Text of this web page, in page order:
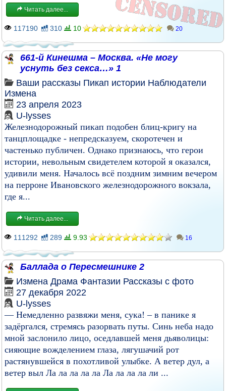
Читать далее...
117190 310 10 20
661-й Кинешма – Москва. «Не могу
уснуть без секса…» 1
Ваши рассказы Пикап истории Наблюдатели
Измена
23 апреля 2023
U-lysses
Железнодорожный пикап подобен блиц-кригу на
танцплощадке - непредсказуем, скоротечен и
частенько публичен. Однако признаюсь, что герои
истории, невольным свидетелем которой я оказался,
удивили меня. Началось всё поздним зимним вечером
на перроне Ивановского железнодорожного вокзала,
где я...
Читать далее...
111292 289 9.93 16
Баллада о Пересмешнике 2
Измена Драма Фантазии Рассказы с фото
27 декабря 2022
U-lysses
— Немедленно развяжи меня, сука! – в панике я
задёргался, стремясь разорвать путы. Синь неба надо
мной заслонило лицо, оседлавшей меня дьяволицы:
сияющие вожделением глаза, лягушачий рот
растянувшейся в похотливой улыбке. А ветер дул, а
ветер выл Ла ла ла ла ла Ла ла ла ла ли ...